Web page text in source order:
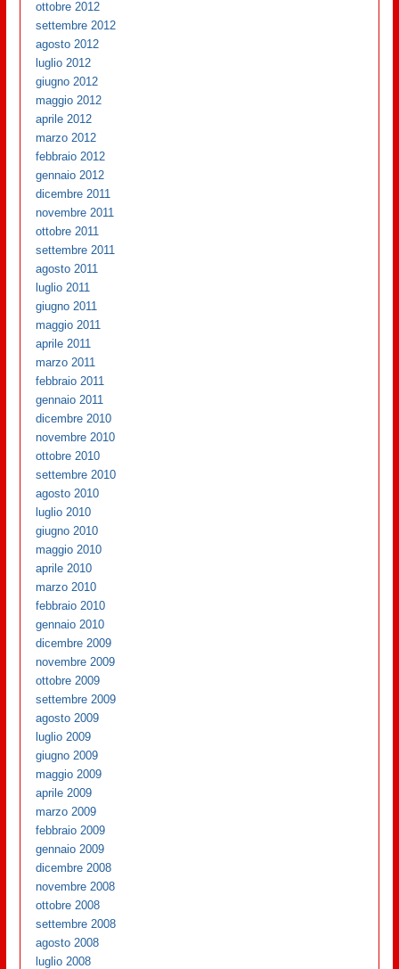
ottobre 2012
settembre 2012
agosto 2012
luglio 2012
giugno 2012
maggio 2012
aprile 2012
marzo 2012
febbraio 2012
gennaio 2012
dicembre 2011
novembre 2011
ottobre 2011
settembre 2011
agosto 2011
luglio 2011
giugno 2011
maggio 2011
aprile 2011
marzo 2011
febbraio 2011
gennaio 2011
dicembre 2010
novembre 2010
ottobre 2010
settembre 2010
agosto 2010
luglio 2010
giugno 2010
maggio 2010
aprile 2010
marzo 2010
febbraio 2010
gennaio 2010
dicembre 2009
novembre 2009
ottobre 2009
settembre 2009
agosto 2009
luglio 2009
giugno 2009
maggio 2009
aprile 2009
marzo 2009
febbraio 2009
gennaio 2009
dicembre 2008
novembre 2008
ottobre 2008
settembre 2008
agosto 2008
luglio 2008